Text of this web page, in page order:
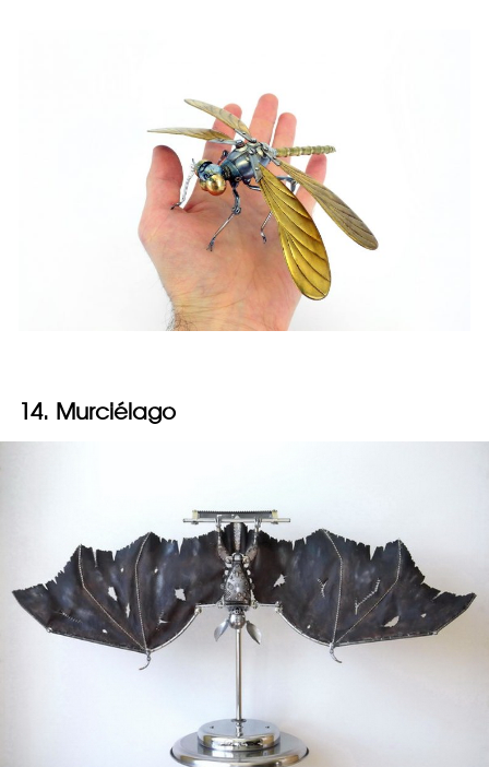
14. Murciélago